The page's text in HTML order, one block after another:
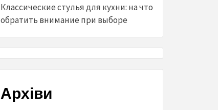
Классические стулья для кухни: на что
обратить внимание при выборе
Архіви